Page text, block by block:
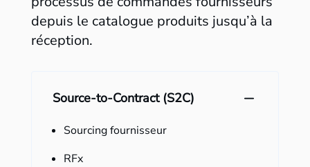
depuis le catalogue produits jusqu’à la
réception.
Source-to-Contract (S2C)
Sourcing fournisseur
RFx